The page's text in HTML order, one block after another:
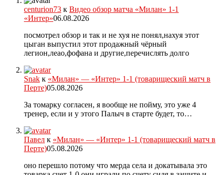
centurion73 к Видео обзор матча «Милан» 1-1
«Интер»06.08.2026
посмотрел обзор и так и не хуя не понял,нахуя этот
цыган выпустил этот продажный чёрный
легион,леао,фофана и другие,перечислять долго
Snak к «Милан» — «Интер» 1-1 (товарищеский матч в
Перте)05.08.2026
За томарку согласен, я вообще не пойму, это уже 4
тренер, если и у этого Палыч в старте будет, то…
Павел к «Милан» — «Интер» 1-1 (товарищеский матч в
Перте)05.08.2026
оно перешло потому что мерда села и докатывала это